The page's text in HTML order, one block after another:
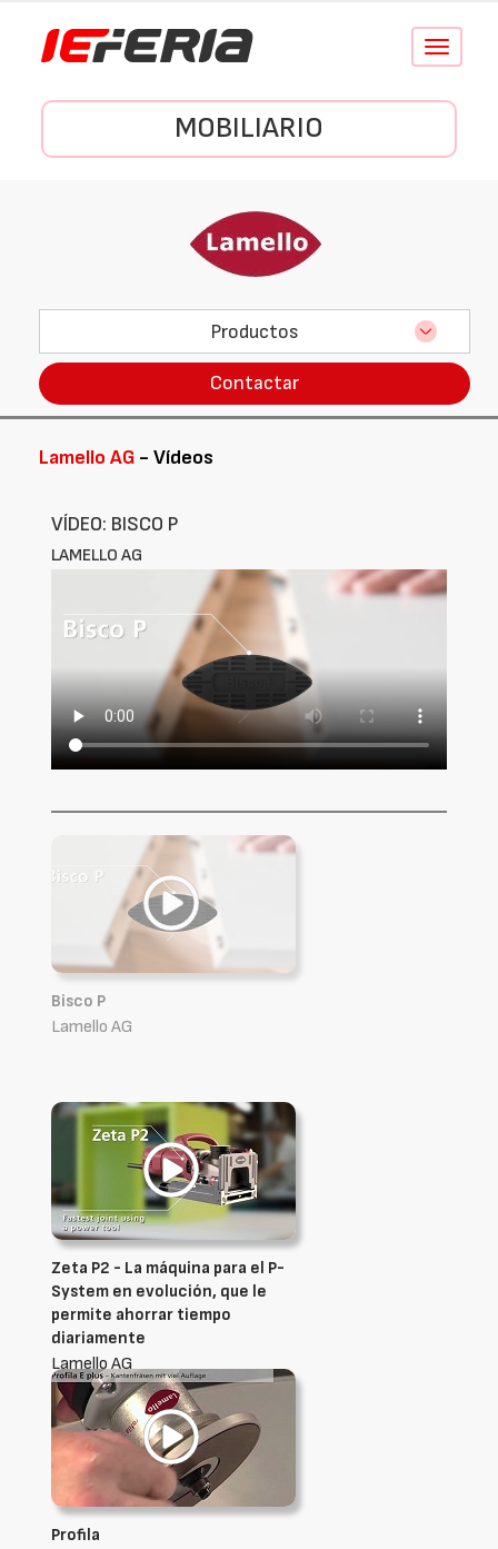
Conmutar
MOBILIARIO
Productos
Contactar
Lamello AG - Vídeos
VÍDEO: BISCO P
LAMELLO AG
Bisco P
Lamello AG
Zeta P2 - La máquina para el P-
System en evolución, que le
permite ahorrar tiempo
diariamente
Lamello AG
Profila